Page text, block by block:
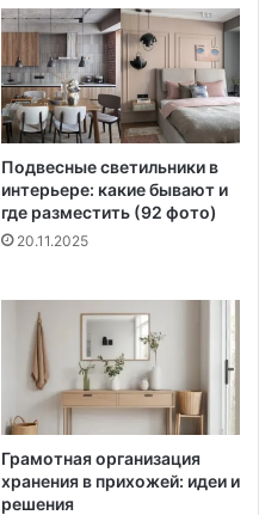
Подвесные светильники в
интерьере: какие бывают и
где разместить (92 фото)
20.11.2025
Грамотная организация
хранения в прихожей: идеи и
решения